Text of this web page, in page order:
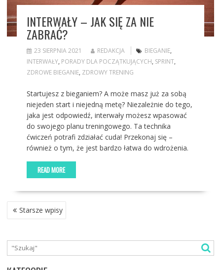
INTERWAŁY – JAK SIĘ ZA NIE
ZABRAĆ?
23 SIERPNIA 2021 REDAKCJA BIEGANIE,
INTERWAŁY, PORADY DLA POCZĄTKUJĄCYCH, SPRINT,
ZDROWE BIEGANIE, ZDROWY TRENING
Startujesz z bieganiem? A może masz już za sobą
niejeden start i niejedną metę? Niezależnie do tego,
jaka jest odpowiedź, interwały możesz wpasować
do swojego planu treningowego. Ta technika
ćwiczeń potrafi zdziałać cuda! Przekonaj się –
również o tym, że jest bardzo łatwa do wdrożenia.
READ MORE
NAWIGACJA
PO Starsze wpisy